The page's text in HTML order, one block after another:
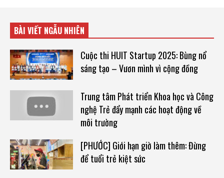
BÀI VIẾT NGẪU NHIÊN
Cuộc thi HUIT Startup 2025: Bùng nổ
sáng tạo – Vươn mình vì cộng đồng
Trung tâm Phát triển Khoa học và Công
nghệ Trẻ đẩy mạnh các hoạt động về
môi trường
[PHƯỚC] Giới hạn giờ làm thêm: Đừng
để tuổi trẻ kiệt sức